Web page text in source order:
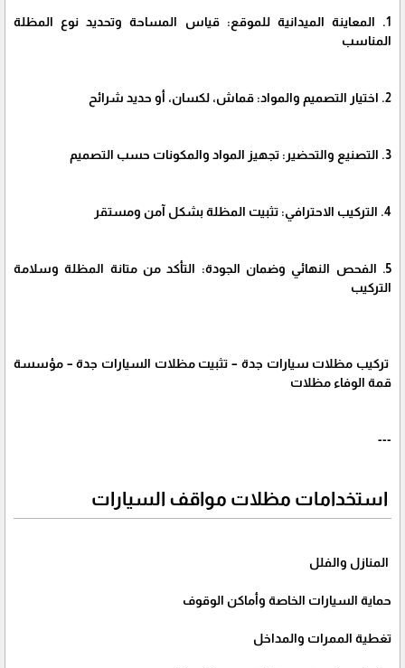
1. المعاينة الميدانية للموقع: قياس المساحة وتحديد نوع المظلة
المناسب
2. اختيار التصميم والمواد: قماش، لكسان، أو حديد شرائح
3. التصنيع والتحضير: تجهيز المواد والمكونات حسب التصميم
4. التركيب الاحترافي: تثبيت المظلة بشكل آمن ومستقر
5. الفحص النهائي وضمان الجودة: التأكد من متانة المظلة وسلامة
التركيب
تركيب مظلات سيارات جدة – تثبيت مظلات السيارات جدة – مؤسسة
قمة الوفاء مظلات
---
استخدامات مظلات مواقف السيارات
المنازل والفلل
حماية السيارات الخاصة وأماكن الوقوف
تغطية الممرات والمداخل